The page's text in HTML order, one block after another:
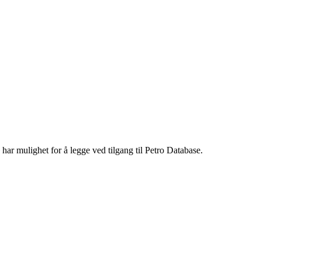
mulighet for å legge ved tilgang til Petro Database.